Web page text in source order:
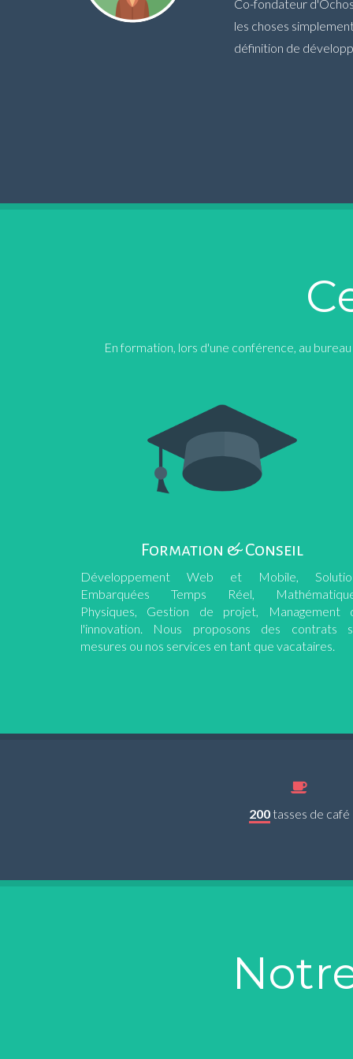
Co-fondateur
les choses
définition de
En formation, lors d'une conférence, au
Formation & Conseil
Développement Web et Mobile,
Embarquées Temps Réel,
Physiques, Gestion de projet, Management
l'innovation. Nous proposons des contrats
mesures ou nos services en tant que vacataires.
200tasses de café